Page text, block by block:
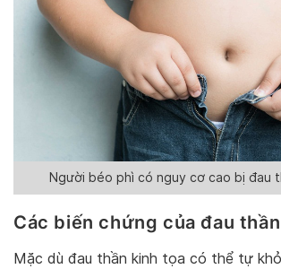
Người béo phì có nguy cơ cao bị đau
Các biến chứng của đau
Mặc dù đau thần kinh tọa có thể tự